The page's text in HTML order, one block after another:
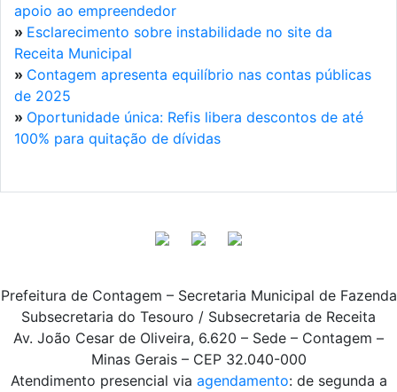
apoio ao empreendedor
» Esclarecimento sobre instabilidade no site da
Receita Municipal
» Contagem apresenta equilíbrio nas contas públicas
de 2025
» Oportunidade única: Refis libera descontos de até
100% para quitação de dívidas
Prefeitura de Contagem – Secretaria Municipal de Fazenda
Subsecretaria do Tesouro / Subsecretaria de Receita
Av. João Cesar de Oliveira, 6.620 – Sede – Contagem –
Minas Gerais – CEP 32.040-000
Atendimento presencial via agendamento: de segunda a